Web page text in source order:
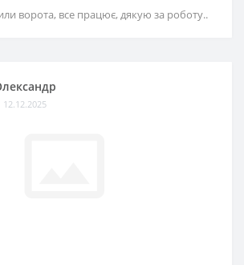
ворота, все працює, дякую за роботу..
12.12.2025